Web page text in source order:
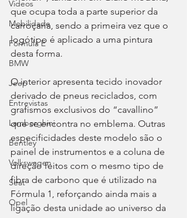
Videos
Mobilidade
Fórmula E
BMW
Jeep
Entrevistas
Lamborghini
Bentley
Volkswagen
Seat
Opel
que ocupa toda a parte superior da
carroçaria, sendo a primeira vez que o
logótipo é aplicado a uma pintura
desta forma.
O interior apresenta tecido inovador
derivado de pneus reciclados, com
grafismos exclusivos do “cavallino”
que se encontra no emblema. Outras
especificidades deste modelo são o
painel de instrumentos e a coluna de
direção feitos com o mesmo tipo de
fibra de carbono que é utilizado na
Fórmula 1, reforçando ainda mais a
ligação desta unidade ao universo da